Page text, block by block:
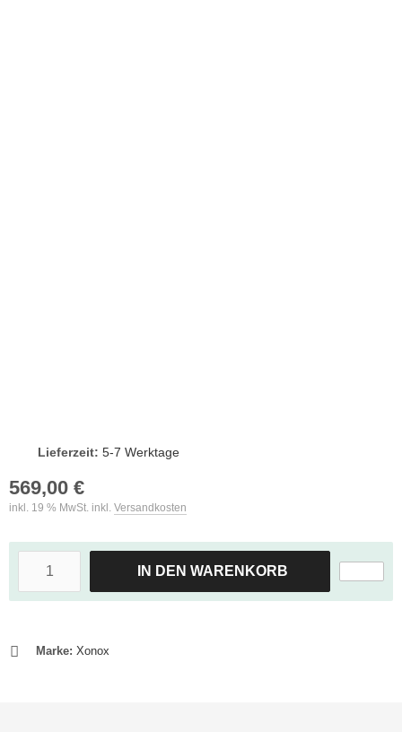
Lieferzeit: 5-7 Werktage
569,00 €
inkl. 19 % MwSt. inkl. Versandkosten
IN DEN WARENKORB
Marke: Xonox